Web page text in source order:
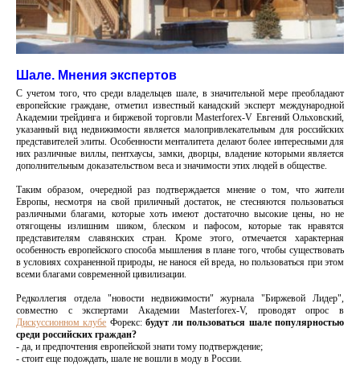
Шале. Мнения экспертов
С учетом того, что среди владельцев шале, в значительной мере преобладают
европейские граждане, отметил известный канадский эксперт международной
Академии трейдинга и биржевой торговли Masterforex-V Евгений Ольховский,
указанный вид недвижимости является малопривлекательным для российских
представителей элиты. Особенности менталитета делают более интересными для
них различные виллы, пентхаусы, замки, дворцы, владение которыми является
дополнительным доказательством веса и значимости этих людей в обществе.
Таким образом, очередной раз подтверждается мнение о том, что жители
Европы, несмотря на свой приличный достаток, не стесняются пользоваться
различными благами, которые хоть имеют достаточно высокие цены, но не
отягощены излишним шиком, блеском и пафосом, которые так нравятся
представителям славянских стран. Кроме этого, отмечается характерная
особенность европейского способа мышления в плане того, чтобы существовать
в условиях сохраненной природы, не нанося ей вреда, но пользоваться при этом
всеми благами современной цивилизации.
Редколлегия отдела "новости недвижимости" журнала "Биржевой Лидер",
совместно с экспертами Академии Masterforex-V, проводят опрос в
Дискуссионном клубе Форекс:будут ли пользоваться шале популярностью
среди российских граждан?
- да, и предпочтения европейской знати тому подтверждение;
- стоит еще подождать, шале не вошли в моду в России.